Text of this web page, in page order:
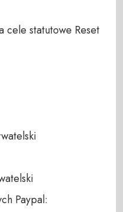
cele statutowe Reset
Paypal: